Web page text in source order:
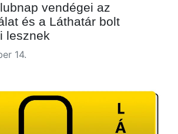
vendégei az
és a Láthatár bolt
lesznek
14.